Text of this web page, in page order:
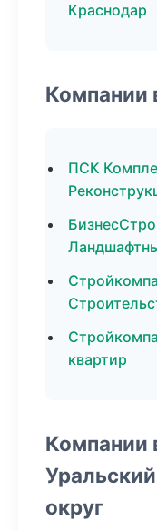
Краснодар
Компании
ПСК
квартир
Компании
округ